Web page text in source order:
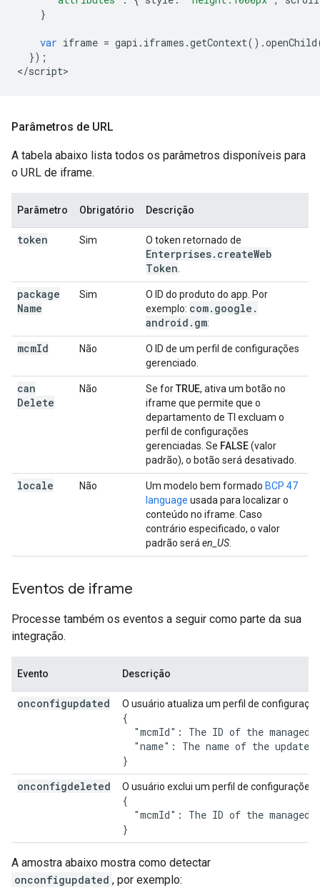
}
var iframe = gapi . iframes .getContext() .openChild
});
</script
Parâmetros de URL
A tabela abaixo lista todos os parâmetros disponíveis para
o URL de iframe.
Parâmetro Obrigatório Descrição
token Sim O token retornado de
Enterprises. createWeb
Token
package
Name
Sim
O ID do produto do app. Por
exemplo: com. google .
android . gm:
mcmId Não
O ID de um perfil de configurações
gerenciado.
can
Delete
Não Se forTRUE, ativa um botão no
iframe que permite que o
departamento de TI excluam o
perfil de configurações
gerenciadas. Se FALSE(valor
padrão), o botão será desativado.
locale Não Um modelo bem formado BCP 47
language usada para localizar o
conteúdo no iframe. Caso
contrário especificado, o valor
padrão será en_US
Eventos de iframe
Processe também os eventos a seguir como parte da sua
integração.
Evento Descrição
onconfigupdated O usuário atualiza um perfil de
{
"mcmId": The ID of the managed
"name": The name of the updated
onconfigdeleted
O usuário exclui um perfil de
{
"mcmId": The ID of the managed
A amostra abaixo mostra como detectar
onconfigupdated , por exemplo: